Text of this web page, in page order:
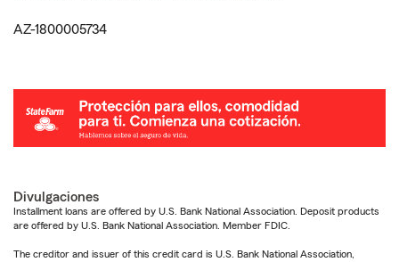
AZ-1800005734
Divulgaciones
Installment loans are offered by U.S. Bank National Association. Deposit products
are offered by U.S. Bank National Association. Member FDIC.
The creditor and issuer of this credit card is U.S. Bank National Association,